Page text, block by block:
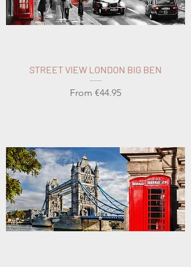
STREET VIEW LONDON BIG BEN
From €44.95
Sale Price